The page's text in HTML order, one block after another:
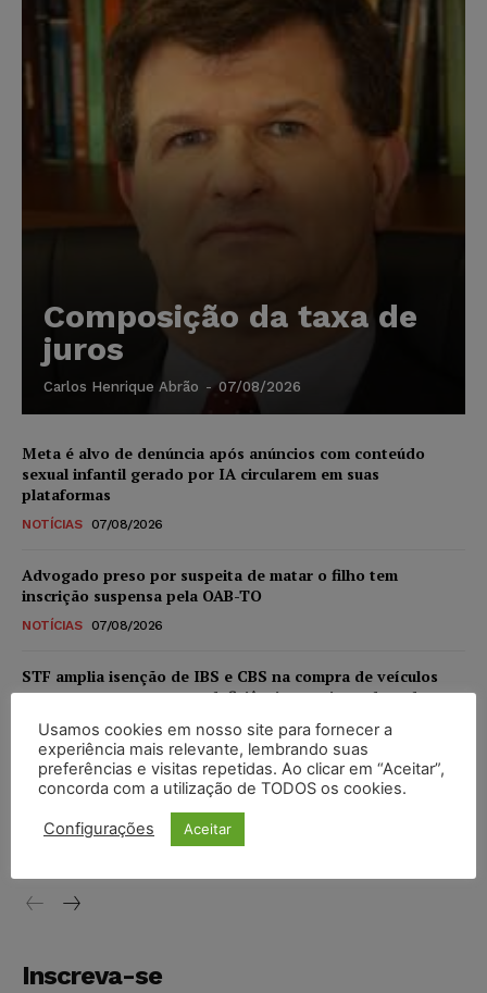
Composição da taxa de
juros
Carlos Henrique Abrão - 07/08/2026
Meta é alvo de denúncia após anúncios com conteúdo
sexual infantil gerado por IA circularem em suas
plataformas
NOTÍCIAS 07/08/2026
Advogado preso por suspeita de matar o filho tem
inscrição suspensa pela OAB-TO
NOTÍCIAS 07/08/2026
STF amplia isenção de IBS e CBS na compra de veículos
novos para pessoas com deficiência e autistas de todos os
DIREITO TRIBUTÁRIO 07/08/2026
Justiça do Trabalho mantém justa causa de empregado que
vendia canetas emagrecedoras no local de trabalho
Inscreva-se
Usamos cookies em nosso site para fornecer a
experiência mais relevante, lembrando suas
preferências e visitas repetidas. Ao clicar em “Aceitar”,
concorda com a utilização de TODOS os cookies.
Configurações Aceitar